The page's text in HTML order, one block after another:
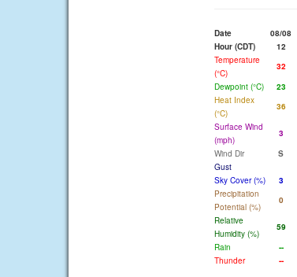
Date 08/08
Hour (CDT)
12
Temperature
(°C)
32
Dewpoint (°C)
23
Heat Index
(°C)
36
Surface Wind
(mph)
3
Wind Dir
S
Gust
Sky Cover (%)
3
Precipitation
Potential (%)
0
Relative
Humidity (%)
59
Rain
--
Thunder
--